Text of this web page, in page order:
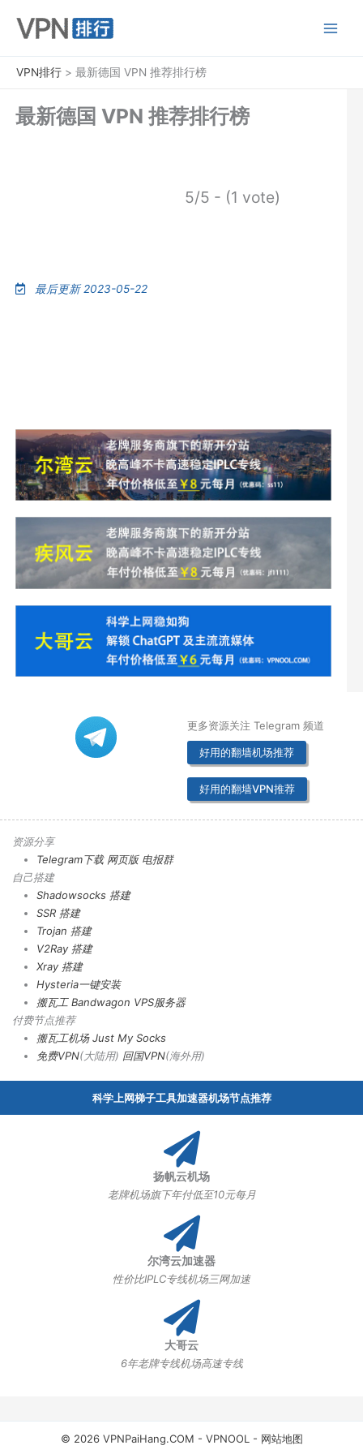
VPN排行 > 最新德国 VPN 推荐排行榜
最新德国 VPN 推荐排行榜
5/5 - (1 vote)
最后更新 2023-05-22
更多资源关注 Telegram 频道
好用的翻墙机场推荐
好用的翻墙VPN推荐
资源分享
Telegram下载 网页版 电报群
自己搭建
Shadowsocks 搭建
SSR 搭建
Trojan 搭建
V2Ray 搭建
Xray 搭建
Hysteria一键安装
搬瓦工 Bandwagon VPS服务器
付费节点推荐
搬瓦工机场 Just My Socks
免费VPN(大陆用) 回国VPN(海外用)
科学上网梯子工具加速器机场节点推荐
扬帆云机场
老牌机场旗下年付低至10元每月
尔湾云加速器
性价比IPLC专线机场三网加速
大哥云
6年老牌专线机场高速专线
© 2026 VPNPaiHang.COM - VPNOOL- 网站地图